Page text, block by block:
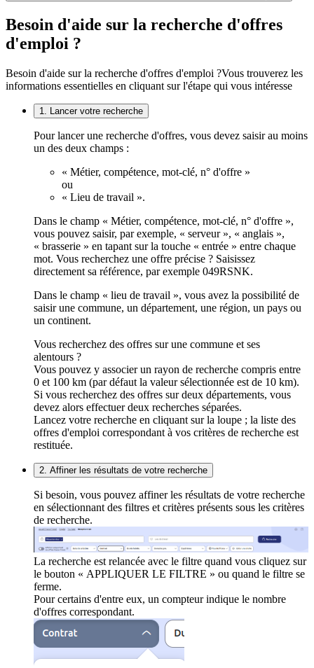
Besoin d'aide sur la recherche d'offres
d'emploi ?
Besoin d'aide sur la recherche d'offres d'emploi ?Vous trouverez les
informations essentielles en cliquant sur l'étape qui vous intéresse
1. Lancer votre recherche
Pour lancer une recherche d'offres, vous devez saisir au moins
un des deux champs :
« Métier, compétence, mot-clé, n° d'offre »
ou
« Lieu de travail ».
Dans le champ « Métier, compétence, mot-clé, n° d'offre »,
vous pouvez saisir, par exemple, « serveur », « anglais »,
« brasserie » en tapant sur la touche « entrée » entre chaque
mot. Vous recherchez une offre précise ? Saisissez
directement sa référence, par exemple 049RSNK.
Dans le champ « lieu de travail », vous avez la possibilité de
saisir une commune, un département, une région, un pays ou
un continent.
Vous recherchez des offres sur une commune et ses
alentours ?
Vous pouvez y associer un rayon de recherche compris entre
0 et 100 km (par défaut la valeur sélectionnée est de 10 km).
Si vous recherchez des offres sur deux départements, vous
devez alors effectuer deux recherches séparées.
Lancez votre recherche en cliquant sur la loupe ; la liste des
offres d'emploi correspondant à vos critères de recherche est
restituée.
2. Affiner les résultats de votre recherche
Si besoin, vous pouvez affiner les résultats de votre recherche
en sélectionnant des filtres et critères présents sous les critères
de recherche.
La recherche est relancée avec le filtre quand vous cliquez sur
le bouton « APPLIQUER LE FILTRE » ou quand le filtre se
ferme.
Pour certains d'entre eux, un compteur indique le nombre
d'offres correspondant.